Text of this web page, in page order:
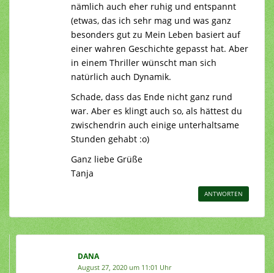
nämlich auch eher ruhig und entspannt
(etwas, das ich sehr mag und was ganz
besonders gut zu Mein Leben basiert auf
einer wahren Geschichte gepasst hat. Aber
in einem Thriller wünscht man sich
natürlich auch Dynamik.
Schade, dass das Ende nicht ganz rund
war. Aber es klingt auch so, als hättest du
zwischendrin auch einige unterhaltsame
Stunden gehabt :o)
Ganz liebe Grüße
Tanja
ANTWORTEN
DANA
August 27, 2020 um 11:01 Uhr